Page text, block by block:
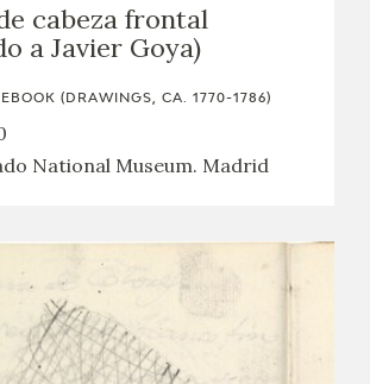
cabeza frontal
a Javier Goya)
(DRAWINGS, CA. 1770-1786)
National Museum. Madrid